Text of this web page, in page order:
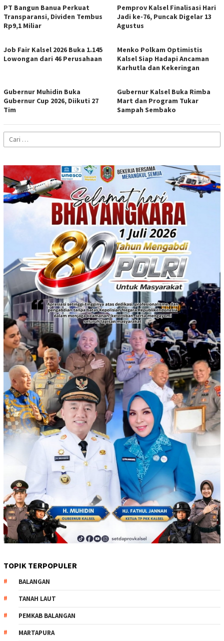
PT Bangun Banua Perkuat
Transparansi, Dividen Tembus
Rp9,1 Miliar
Pemprov Kalsel Finalisasi Hari
Jadi ke-76, Puncak Digelar 13
Agustus
Job Fair Kalsel 2026 Buka 1.145
Lowongan dari 46 Perusahaan
Menko Polkam Optimistis
Kalsel Siap Hadapi Ancaman
Karhutla dan Kekeringan
Gubernur Muhidin Buka
Gubernur Cup 2026, Diikuti 27
Tim
Gubernur Kalsel Buka Rimba
Mart dan Program Tukar
Sampah Sembako
Cari
untuk:
TOPIK TERPOPULER
BALANGAN
TANAH LAUT
PEMKAB BALANGAN
MARTAPURA